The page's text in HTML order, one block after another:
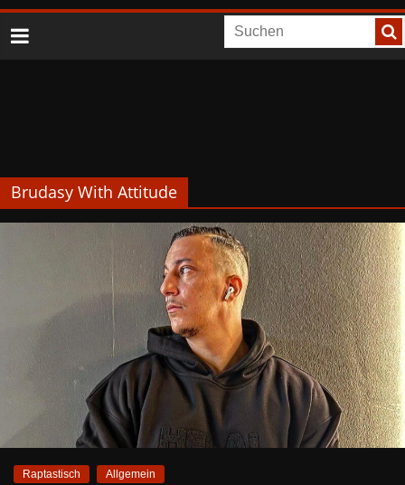
Brudasy With Attitude
Raptastisch Allgemein